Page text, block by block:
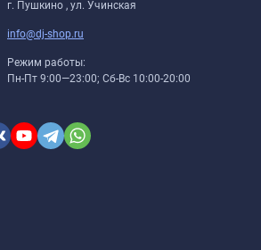
г. Пушкино , ул. Учинская
info@dj-shop.ru
Режим работы:
Пн-Пт 9:00—23:00; Сб-Вс 10:00-20:00